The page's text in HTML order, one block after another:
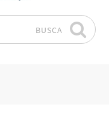
BUSCA